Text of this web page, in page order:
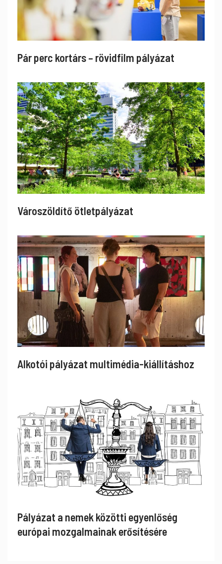
Pár perc kortárs – rövidfilm pályázat
Városzöldítő ötletpályázat
Alkotói pályázat multimédia-kiállításhoz
Pályázat a nemek közötti egyenlőség
európai mozgalmainak erősítésére